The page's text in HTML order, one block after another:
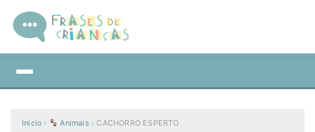
Início › Animais ›CACHORRO ESPERTO